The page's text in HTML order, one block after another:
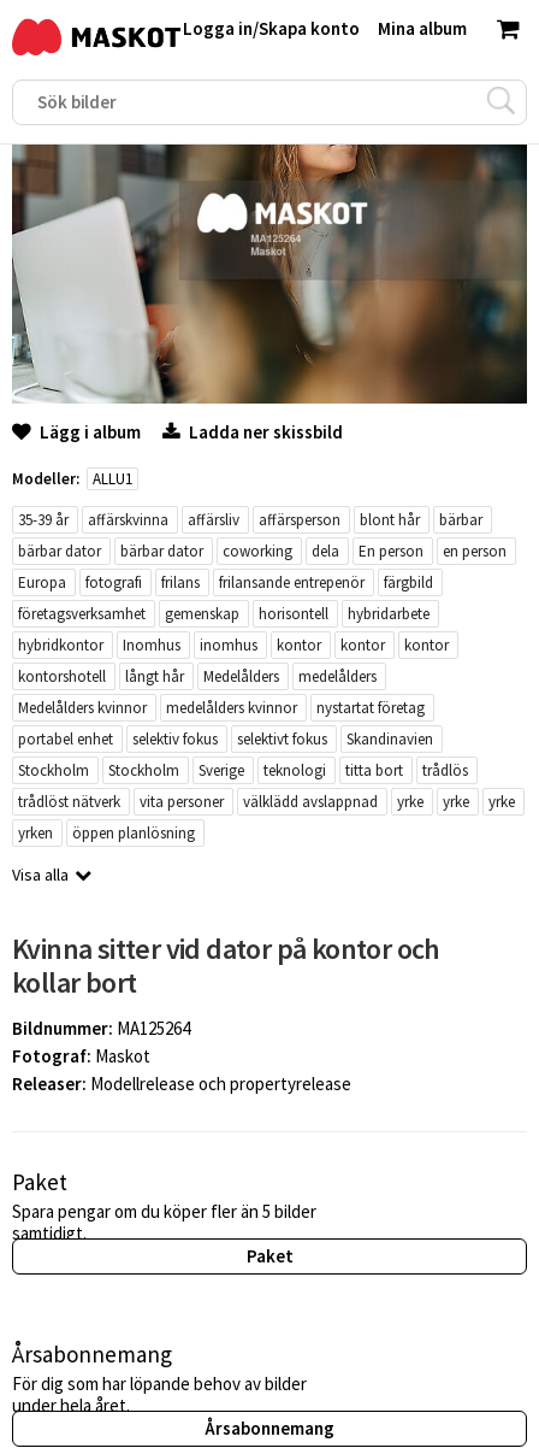
Mina album
Logga in/Skapa konto
Lägg i album Ladda ner skissbild
Modeller:
ALLU1
35-39 år
affärskvinna affärsliv affärsperson blont hår
bärbar
bärbar dator
bärbar dator coworking dela En person
en person
Europa
fotografi frilans frilansande entrepenör
färgbild
företagsverksamhet
gemenskap horisontell
hybridarbete
hybridkontor
Inomhus inomhus kontor kontor
kontor
kontorshotell
långt hår Medelålders
medelålders
Medelålders kvinnor
medelålders kvinnor
nystartat företag
portabel enhet
selektiv fokus selektivt fokus
Skandinavien
Stockholm
Stockholm Sverige teknologi titta bort
trådlös
trådlöst nätverk
vita personer välklädd avslappnad yrke yrke
yrke
yrken
öppen planlösning
Visa alla
Kvinna sitter vid dator på kontor och
kollar bort
Bildnummer: MA125264
Fotograf: Maskot
Releaser: Modellrelease och propertyrelease
Paket
Spara pengar om du köper fler än 5 bilder
samtidigt.
Paket
Årsabonnemang
För dig som har löpande behov av bilder
under hela året.
Årsabonnemang